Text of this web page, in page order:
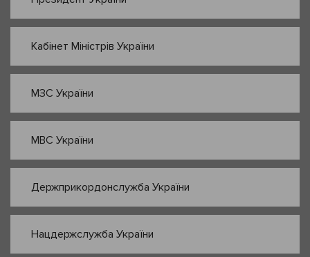
Кабінет Міністрів України
МЗС України
МВС України
Держприкордонслужба України
Нацдержслужба України